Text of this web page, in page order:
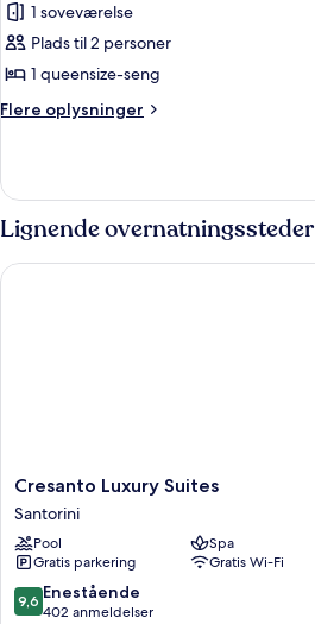
Exclusive
Suite
1 soveværelse
Plads til 2 personer
1 queensize-seng
Flere oplysninger
Flere
Suite
Lignende overnatningssteder
Cresanto
Luxury
Suites
Santorini
Cresanto Luxury Suites
Santorini
Pool
Spa
Gratis parkering
Gratis Wi-Fi
9.6
ud
9,6 Enestående
402 anmeldelser
Cresanto Luxury Suites